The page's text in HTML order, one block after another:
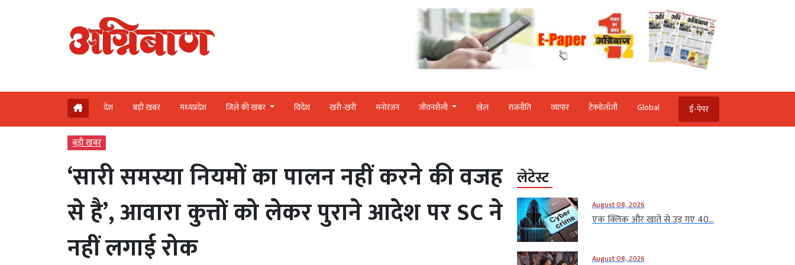
देश बड़ी खबर मध्‍यप्रदेश जिले की खबर विदेश खरी-खरी मनोरंजन जीवनशैली खेल राजनीति व्‍यापार टेक्‍नोलॉजी Global ई-पेपर
बड़ी खबर
‘सारी समस्या नियमों का पालन नहीं करने की वजह
से है’, आवारा कुत्तों को लेकर पुराने आदेश पर SC ने
नहीं लगाई रोक
लेटेस्ट
August 08, 2026
एक क्लिक और खाते से उड़ गए 40...
August 08, 2026